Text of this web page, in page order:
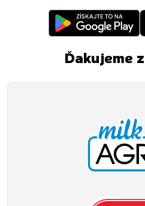
Ďakujeme